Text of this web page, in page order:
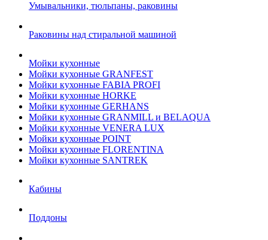
Умывальники, тюльпаны, раковины
Раковины над стиральной машиной
Мойки кухонные
Мойки кухонные GRANFEST
Мойки кухонные FABIA PROFI
Мойки кухонные HORKE
Мойки кухонные GERHANS
Мойки кухонные GRANMILL и BELAQUA
Мойки кухонные VENERA LUX
Мойки кухонные POINT
Мойки кухонные FLORENTINA
Мойки кухонные SANTREK
Кабины
Поддоны